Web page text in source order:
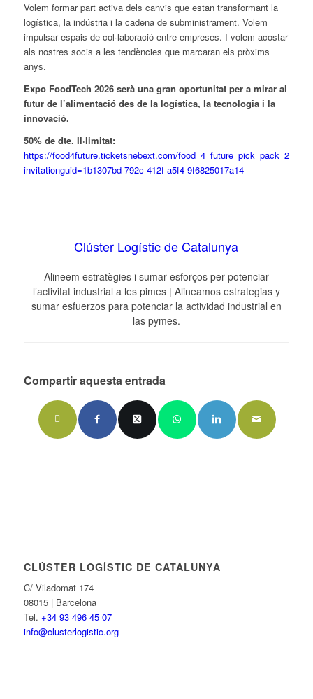
Volem formar part activa dels canvis que estan transformant la
logística, la indústria i la cadena de subministrament. Volem
impulsar espais de col·laboració entre empreses. I volem acostar
als nostres socis a les tendències que marcaran els pròxims
anys.
Expo FoodTech 2026 serà una gran oportunitat per a mirar al
futur de l’alimentació des de la logística, la tecnologia i la
innovació.
50% de dte. Il·limitat:
https://food4future.ticketsnebext.com/food_4_future_pick_pack_2026/
invitationguid=1b1307bd-792c-412f-a5f4-9f6825017a14
Clúster Logístic de Catalunya
Alineem estratègies i sumar esforços per potenciar
l’activitat industrial a les pimes | Alineamos estrategias y
sumar esfuerzos para potenciar la actividad industrial en
las pymes.
Compartir aquesta entrada
CLÚSTER LOGÍSTIC DE CATALUNYA
C/ Viladomat 174
08015 | Barcelona
Tel. +34 93 496 45 07
info@clusterlogistic.org